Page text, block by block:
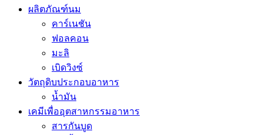
ผลิตภัณฑ์นม
คาร์เนชัน
ฟอลคอน
มะลิ
เบิดวิงซ์
วัตถุดิบประกอบอาหาร
น้ำมัน
เคมีเพื่ออุตสาหกรรมอาหาร
สารกันบูด